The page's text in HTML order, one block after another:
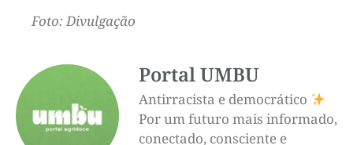
Foto: Divulgação
Portal UMBU
Antirracista e democrático
Por um futuro mais informado,
conectado, consciente e